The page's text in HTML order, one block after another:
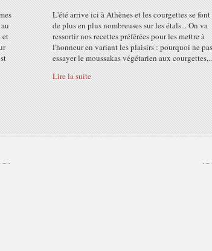
et
L'été arrive ici à Athènes et les courgettes se font
de plus en plus nombreuses sur les étals... On va
ressortir nos recettes préférées pour les mettre à
l'honneur en variant les plaisirs : pourquoi ne pas
essayer le moussakas végétarien aux
Lire la suite